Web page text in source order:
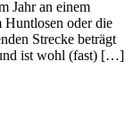
Jahr an einem
Huntlosen oder die
Strecke beträgt
ist wohl (fast) […]